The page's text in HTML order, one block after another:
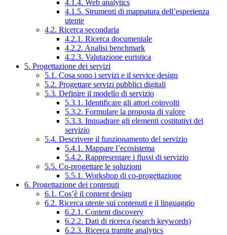
4.1.4. Web analytics
4.1.5. Strumenti di mappatura dell’esperienza
utente
4.2. Ricerca secondaria
4.2.1. Ricerca documentale
4.2.2. Analisi benchmark
4.2.3. Valutazione euristica
5. Progettazione dei servizi
5.1. Cosa sono i servizi e il service design
5.2. Progettare servizi pubblici digitali
5.3. Definire il modello di servizio
5.3.1. Identificare gli attori coinvolti
5.3.2. Formulare la proposta di valore
5.3.3. Inquadrare gli elementi costitutivi del
servizio
5.4. Descrivere il funzionamento del servizio
5.4.1. Mappare l’ecosistema
5.4.2. Rappresentare i flussi di servizio
5.5. Co-progettare le soluzioni
5.5.1. Workshop di co-progettazione
6. Progettazione dei contenuti
6.1. Cos’è il content design
6.2. Ricerca utente sui contenuti e il linguaggio
6.2.1. Content discovery
6.2.2. Dati di ricerca (search keywords)
6.2.3. Ricerca tramite analytics